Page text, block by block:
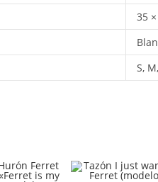
35
S,